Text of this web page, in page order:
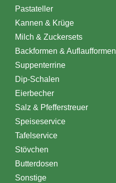
Pastateller
Kannen & Krüge
Milch & Zuckersets
Backformen & Auflaufformen
Suppenterrine
Dip-Schalen
Eierbecher
Salz & Pfefferstreuer
Speiseservice
Tafelservice
Stövchen
Butterdosen
Sonstige